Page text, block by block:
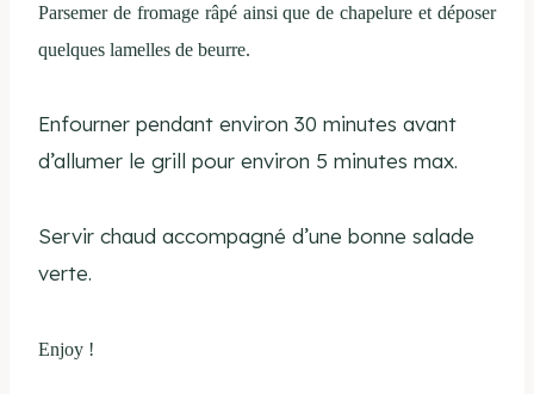
Parsemer de fromage râpé ainsi que de chapelure et déposer
quelques lamelles de beurre.
Enfourner pendant environ 30 minutes avant
d’allumer le grill pour environ 5 minutes max.
Servir chaud accompagné d’une bonne salade
verte.
Enjoy !